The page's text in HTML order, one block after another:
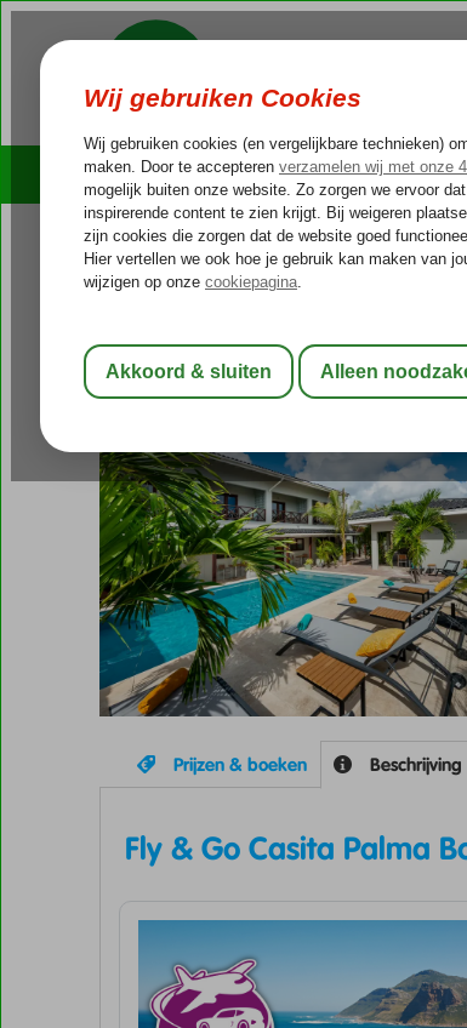
Cruises Outlet
Home
Bonaire Kralendijk Fly & Go Casita Palma
Fly & Go Casita Palma
Logies-Appartement
Prijzen & boeken Beschrijving
Fly & Go Casita Palma